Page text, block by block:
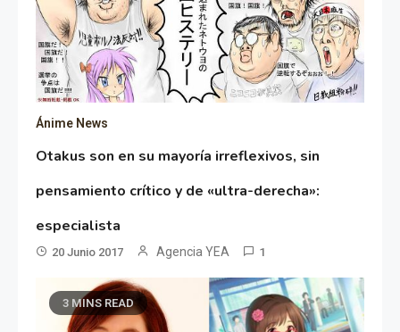
Ánime News
Otakus son en su mayoría irreflexivos, sin
pensamiento crítico y de «ultra-derecha»:
especialista
20 Junio 2017 Agencia YEA 1
3 MINS READ